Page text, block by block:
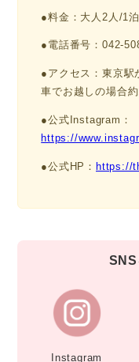
●料金：大人2人/1
●電話番号：042-
●アクセス：東京駅
車でお越しの場合
●公式Instagram：
https://
●公式HP： https://
Instagram